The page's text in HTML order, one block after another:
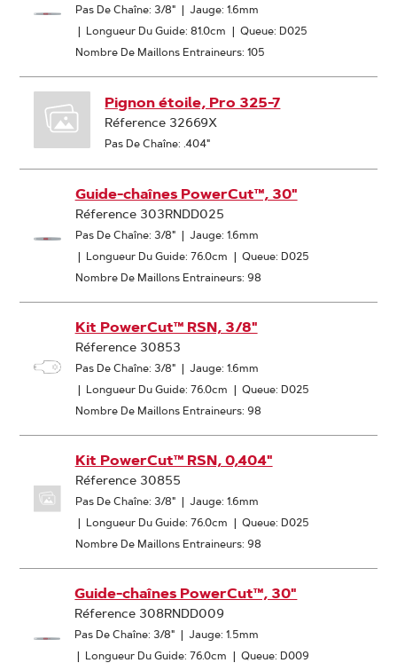
Pas De Chaîne: 3/8" | Jauge: 1.6mm
| Longueur Du Guide: 81.0cm | Queue: D025
Nombre De Maillons Entraineurs: 105
Pignon étoile, Pro 325-7
Réference 32669X
Pas De Chaîne: .404"
Guide-chaînes PowerCut™, 30"
Réference 303RNDD025
Pas De Chaîne: 3/8" | Jauge: 1.6mm
| Longueur Du Guide: 76.0cm | Queue: D025
Nombre De Maillons Entraineurs: 98
Kit PowerCut™ RSN, 3/8"
Réference 30853
Pas De Chaîne: 3/8" | Jauge: 1.6mm
| Longueur Du Guide: 76.0cm | Queue: D025
Nombre De Maillons Entraineurs: 98
Kit PowerCut™ RSN, 0,404"
Réference 30855
Pas De Chaîne: 3/8" | Jauge: 1.6mm
| Longueur Du Guide: 76.0cm | Queue: D025
Nombre De Maillons Entraineurs: 98
Guide-chaînes PowerCut™, 30"
Réference 308RNDD009
Pas De Chaîne: 3/8" | Jauge: 1.5mm
| Longueur Du Guide: 76.0cm | Queue: D009